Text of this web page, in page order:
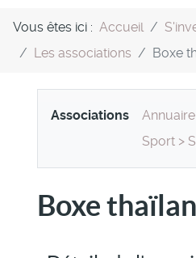
Vous êtes ici : Accueil
Les associations
Boxe
Associations Annuaire
Sport >
Boxe